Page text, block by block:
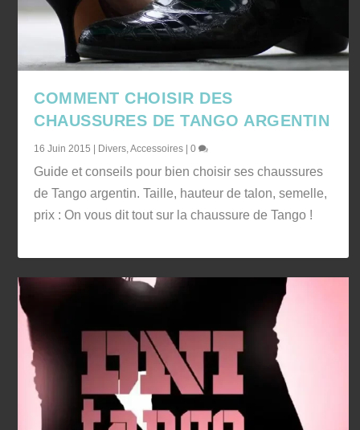
COMMENT CHOISIR DES
CHAUSSURES DE TANGO ARGENTIN
16 Juin 2015 Divers,Accessoires |0
Guide et conseils pour bien choisir ses chaussures
de Tango argentin. Taille, hauteur de talon, semelle,
prix : On vous dit tout sur la chaussure de Tango !